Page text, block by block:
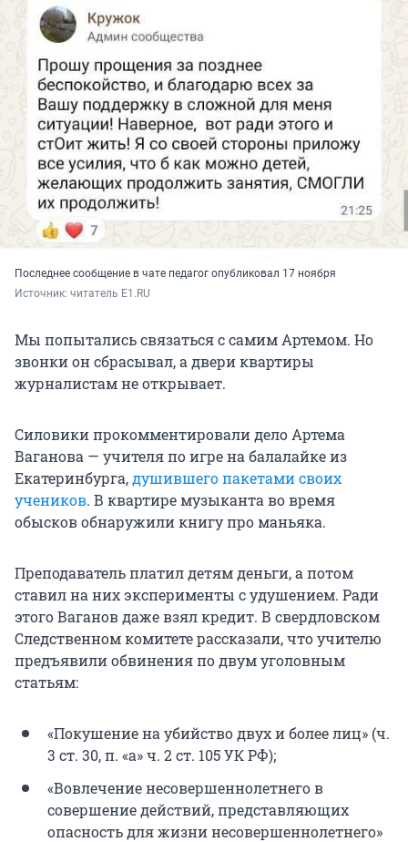
Последнее сообщение в чате педагог опубликовал 17 ноября
Источник: читатель E1.RU
Мы попытались связаться с самим Артемом. Но
звонки он сбрасывал, а двери квартиры
журналистам не открывает.
Силовики прокомментировали дело Артема
Ваганова — учителя по игре на балалайке из
Екатеринбурга,душившего пакетами своих
учеников. В квартире музыканта во время
обысков обнаружили книгу про маньяка.
Преподаватель платил детям деньги, а потом
ставил на них эксперименты с удушением. Ради
этого Ваганов даже взял кредит. В свердловском
Следственном комитете рассказали, что учителю
предъявили обвинения по двум уголовным
статьям:
«Покушение на убийство двух и более лиц» (ч.
3 ст. 30, п. «а» ч. 2 ст. 105 УК РФ);
«Вовлечение несовершеннолетнего в
совершение действий, представляющих
опасность для жизни несовершеннолетнего»